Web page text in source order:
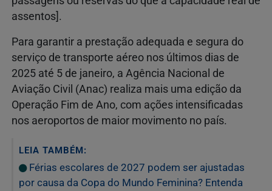
assentos].
Para garantir a prestação adequada e segura do
serviço de transporte aéreo nos últimos dias de
2025 até 5 de janeiro, a Agência Nacional de
Aviação Civil (Anac) realiza mais uma edição da
Operação Fim de Ano, com ações intensificadas
nos aeroportos de maior movimento no país.
LEIA TAMBÉM:
Férias escolares de 2027 podem ser ajustadas
por causa da Copa do Mundo Feminina? Entenda